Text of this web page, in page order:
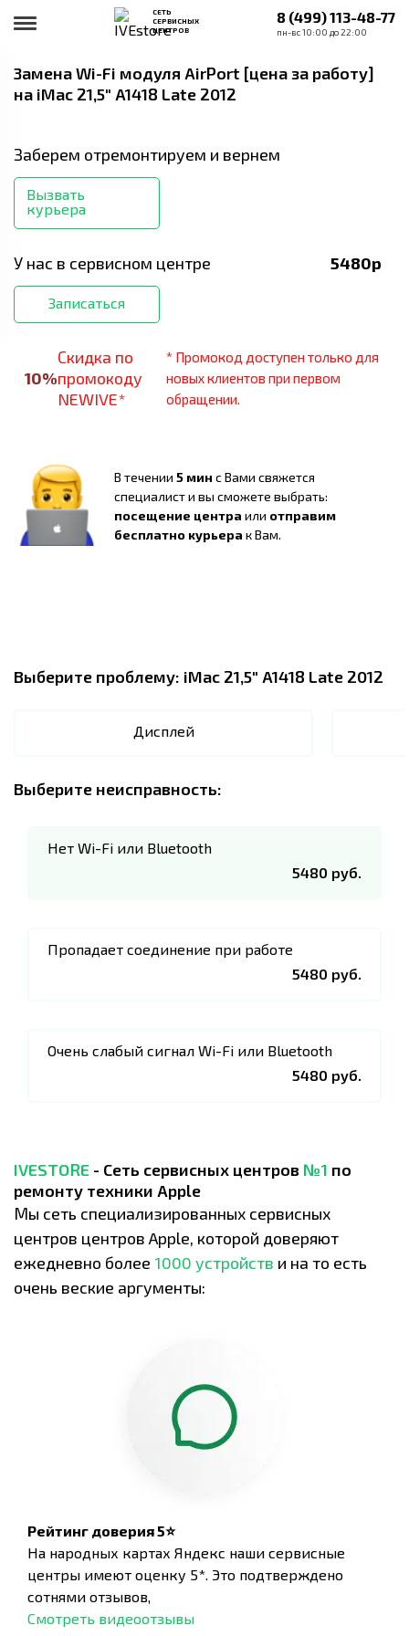
СЕТЬ
СЕРВИСНЫХ
ЦЕНТРОВ
8 (499) 113-48-77
пн-вс 10:00 до 22:00
Замена Wi-Fi модуля AirPort [цена за работу]
на iMac 21,5" A1418 Late 2012
Заберем отремонтируем и вернем
Вызвать
курьера
У нас в сервисном центре 5480р
Записаться
10%
Скидка по
промокоду
NEWIVE*
* Промокод доступен только для
новых клиентов при первом
обращении.
В течении 5 мин с Вами свяжется
специалист и вы сможете выбрать:
посещение центра или отправим
бесплатно курьера к Вам.
Выберите проблему: iMac 21,5" A1418 Late 2012
Дисплей
Выберите неисправность:
Нет Wi-Fi или Bluetooth
5480 руб.
Пропадает соединение при работе
5480 руб.
Очень слабый сигнал Wi-Fi или Bluetooth
5480 руб.
IVESTORE - Сеть сервисных центров №1 по
ремонту техники Apple
Мы сеть специализированных сервисных
центров центров Apple, которой доверяют
ежедневно более 1000 устройств и на то есть
очень веские аргументы:
Рейтинг доверия 5⭐
На народных картах Яндекс наши сервисные
центры имеют оценку 5*. Это подтверждено
сотнями отзывов,
Смотреть видеоотзывы